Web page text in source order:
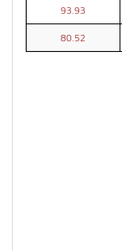
93.93
80.52